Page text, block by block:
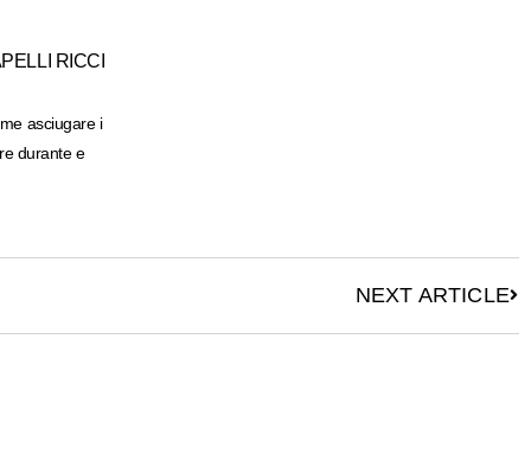
RICCI
asciugare i
durante e
NEXT ARTICLE